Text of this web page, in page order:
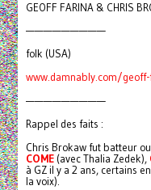
GEOFF FARINA & CHRIS
—————————
folk (USA)
www.damnably.com/
—————————
Rappel des faits :
Chris Brokaw fut batteur
COME (avec Thalia Zedek),
à GZ il y a 2 ans, certains
la voix).